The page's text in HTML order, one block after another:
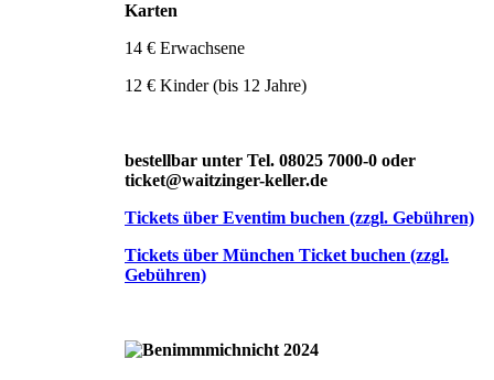
Karten
14 € Erwachsene
12 € Kinder (bis 12 Jahre)
bestellbar unter Tel. 08025 7000-0 oder
ticket@waitzinger-keller.de
Tickets über Eventim buchen (zzgl. Gebühren)
Tickets über München Ticket buchen (zzgl.
Gebühren)